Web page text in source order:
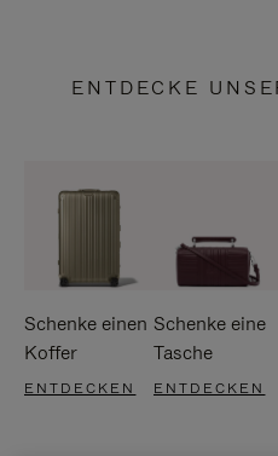
ENTDECKE
Schenke einen
Koffer
ENTDECKEN
Schenke eine
Tasche
ENTDECKEN